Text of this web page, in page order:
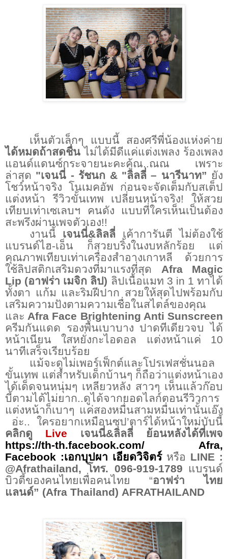
เห็นตัวเล็กๆ แบบนี้ สองศรีพี่น้องแห่งค่าย
ได้หมดถ้าสดชื่น ไม่ได้มีดีแค่แต่งเพลง ร้องเพลง
แอนด์แดนซ์กระจายนะคะคู้ณ..ณณ เพราะ
ล่าสุด "เจนนี่ - รัชนก & "ลิลลี่ – นารีนาท” ยัง
โชว์หน้าจริง โนเมคอัพ ก่อนจะจัดเต็มกับสเต็ป
แต่งหน้า รีวิวขั้นเทพ เปลี่ยนหน้าจริง!ให้สวย
เทียบเท่าเซเลบฯ คนดัง แบบที่ใครเห็นเป็นต้อง
สะพรึงผ่านเพจตัวเอง!!
งานนี้ เจนนี่&ลิลลี่ เค้าการันตี ไม่ต้องใช้
แบรนด์ไฮ-เอ็น ก็สวยบริ้งในงบหลักร้อย แต่
คุณภาพเทียบเท่าเครื่องสำอางเกาหลี ด้วยการ
ใช้ลิปสติกเสริมดวงที่มาแรงที่สุด Afra Magic
Lip (อาฟร่า เมจิก ลิป) ลิปเนื้อแมท 3 in 1 ทาได้
ทั้งตา แก้ม และริมฝีปาก สวยให้สุดไปพร้อมกับ
เสริมความปังตามความเชื่อในสไตล์ของคุณ
และ Afra Face Brightening Anti Sunscreen
ครีมกันแดด รองพื้นเบาบาง ปาดทีเดียวจบ ได้
หน้าเนียน ใสหยั่งกะไอดอล แต่งหน้าแค่ 10
นาทีเสร็จเรียบร้อย
แม้จะดูไม่เพอร์เฟ็กต์และโปรเฟสชั่นนอล
ขั้นเทพ แต่สำหรับเด็กบ้านๆ ก็ถือว่าแต่งหน้าเอง
ได้เด็ดจนหนุ่มๆ เหลียวหลัง สาวๆ เห็นแล้วก๊อบ
บี้ตามได้ไม่ยาก..ดูได้จากยอดไลก์ตอนรีวิวการ
แต่งหน้าก็เบาๆ แค่สองหมื่นสามหมื่นเท่านั้นเอ๊ง
อ่ะ.. ใครอยากเหมือนซุป’ตาร์ได้หน้าใหม่บับนี้
คลิกดู Live เจนนี่&ลิลลี่ ย้อนหลังได้ที่เพจ
https://th-th.facebook.com/
Afra,
Facebook :เอกบุปผา เอียดวิจิตร์ หรือ LINE :
@Afrathailand, โทร. 096-919-1789 แบรนด์
บิวตี้ของคนไทยเพื่อคนไทย “อาฟร่า ไทย
แลนด์” (Afra Thailand) AFRATHAILAND